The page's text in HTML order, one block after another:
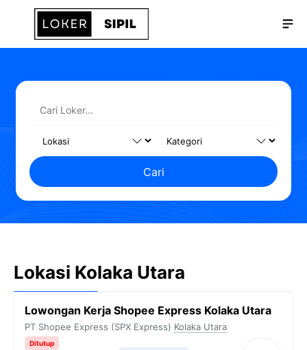
Langsung
Cari
Lokasi Kolaka Utara
Lowongan Kerja Shopee Express Kolaka Utara
PT Shopee Express (SPX Express) Kolaka Utara
Ditutup